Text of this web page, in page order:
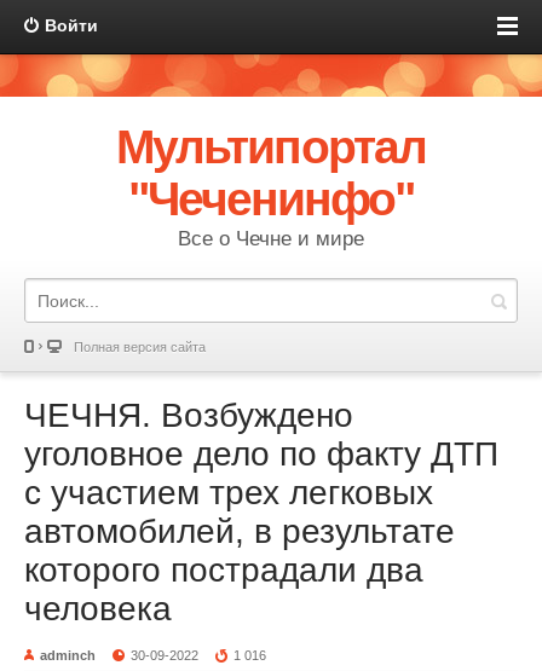
Войти
Мультипортал
"Чеченинфо"
Все о Чечне и мире
Полная версия сайта
ЧЕЧНЯ. Возбуждено
уголовное дело по факту ДТП
с участием трех легковых
автомобилей, в результате
которого пострадали два
человека
adminch 30-09-2022 1 016